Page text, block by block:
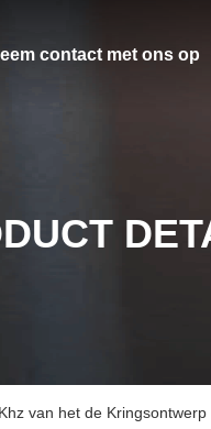
contact met ons op
van het de